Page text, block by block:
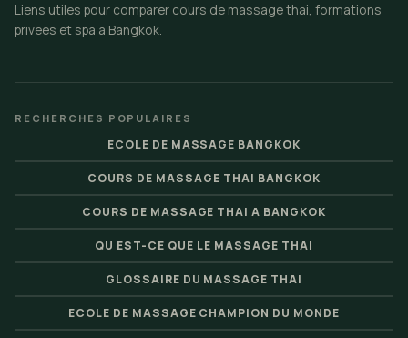
Liens utiles pour comparer cours de massage thai, formations
privees et spa a Bangkok.
RECHERCHES POPULAIRES
ECOLE DE MASSAGE BANGKOK
COURS DE MASSAGE THAI BANGKOK
COURS DE MASSAGE THAI A BANGKOK
QU EST-CE QUE LE MASSAGE THAI
GLOSSAIRE DU MASSAGE THAI
ECOLE DE MASSAGE CHAMPION DU MONDE